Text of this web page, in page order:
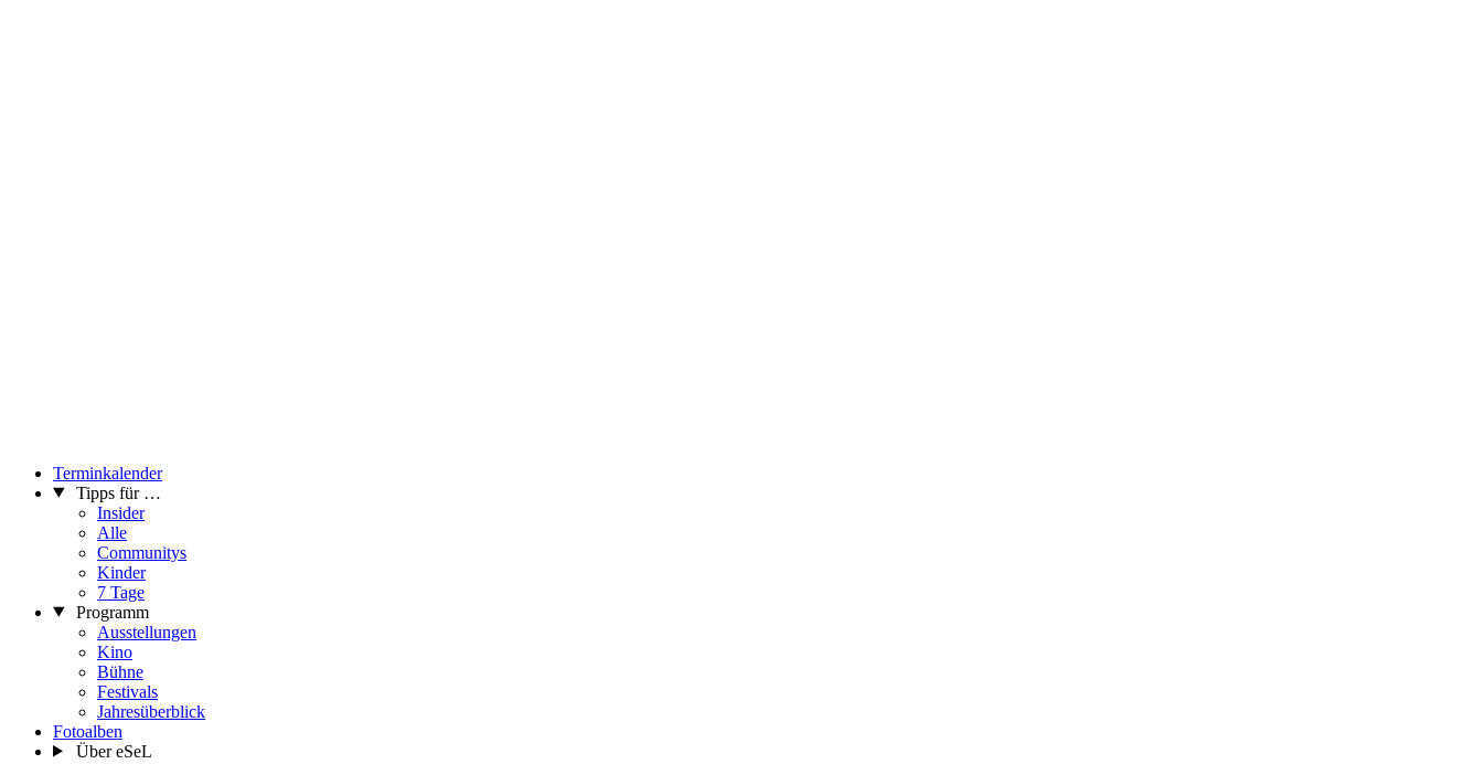
Terminkalender
Tipps für …
Insider
Alle
Communitys
Kinder
7 Tage
Programm
Ausstellungen
Kino
Bühne
Festivals
Jahresüberblick
Fotoalben
Über eSeL